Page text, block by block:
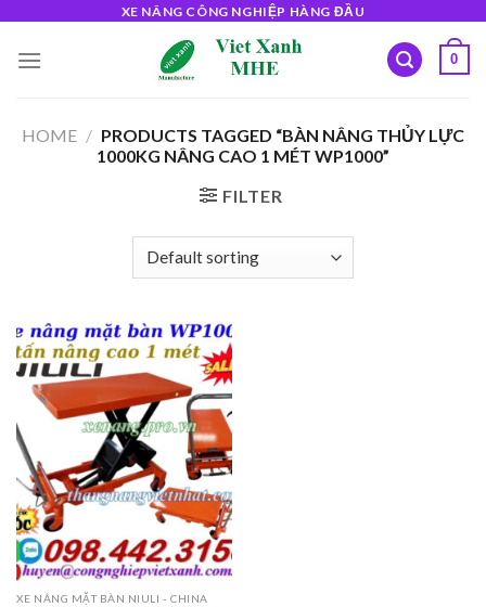
content
XE NÂNG CÔNG NGHIỆP HÀNG ĐẦU
0
HOME / PRODUCTS TAGGED “BÀN NÂNG THỦY LỰC
1000KG NÂNG CAO 1 MÉT WP1000”
FILTER
XE NÂNG MẶT BÀN NIULI - CHINA